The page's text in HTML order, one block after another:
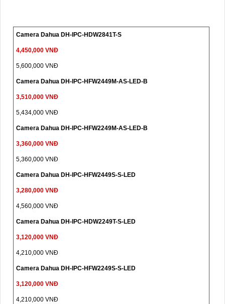
Camera Dahua DH-IPC-HDW2841T-S
4,450,000 VNĐ
5,600,000 VNĐ
Camera Dahua DH-IPC-HFW2449M-AS-LED-B
3,510,000 VNĐ
5,434,000 VNĐ
Camera Dahua DH-IPC-HFW2249M-AS-LED-B
3,360,000 VNĐ
5,360,000 VNĐ
Camera Dahua DH-IPC-HFW2449S-S-LED
3,280,000 VNĐ
4,560,000 VNĐ
Camera Dahua DH-IPC-HDW2249T-S-LED
3,120,000 VNĐ
4,210,000 VNĐ
Camera Dahua DH-IPC-HFW2249S-S-LED
3,120,000 VNĐ
4,210,000 VNĐ